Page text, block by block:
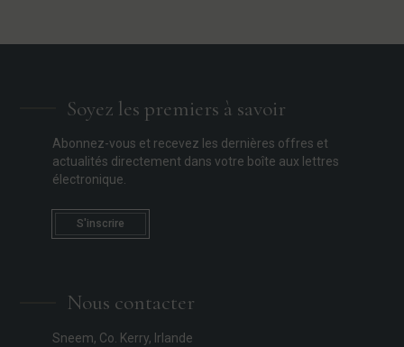
Soyez les premiers à savoir
Abonnez-vous et recevez les dernières offres et
actualités directement dans votre boîte aux lettres
électronique.
S'inscrire
Nous contacter
Sneem, Co. Kerry, Irlande